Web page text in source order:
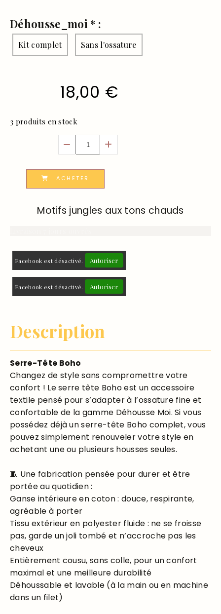
Déhousse_moi * :
Kit complet Sans l'ossature
18,00 €
3 produits en stock
ACHETER
Motifs jungles aux tons chauds
Facebook est désactivé. Autoriser
Facebook est désactivé. Autoriser
Description
Serre-Tête Boho
Changez de style sans compromettre votre
confort ! Le serre tête Boho est un accessoire
textile pensé pour s’adapter à l’ossature fine et
confortable de la gamme Déhousse Moi. Si vous
possédez déjà un serre-tête Boho complet, vous
pouvez simplement renouveler votre style en
achetant une ou plusieurs housses seules.
🧵 Une fabrication pensée pour durer et être
portée au quotidien :
Ganse intérieure en coton : douce, respirante,
agréable à porter
Tissu extérieur en polyester fluide : ne se froisse
pas, garde un joli tombé et n’accroche pas les
cheveux
Entièrement cousu, sans colle, pour un confort
maximal et une meilleure durabilité
Déhoussable et lavable (à la main ou en machine
dans un filet)